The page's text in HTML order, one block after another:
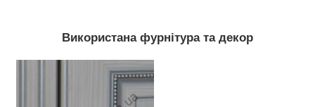
Використана фурнітура та декор